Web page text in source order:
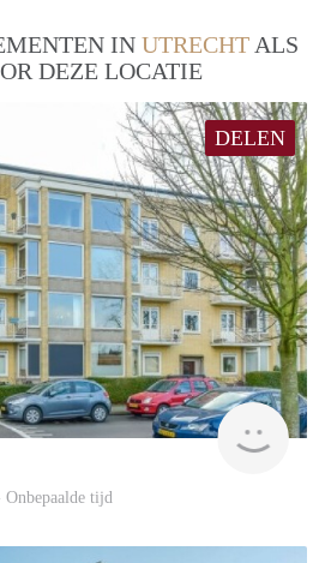
IN UTRECHT ALS
DEZE LOCATIE
DELEN
Onbepaalde tijd